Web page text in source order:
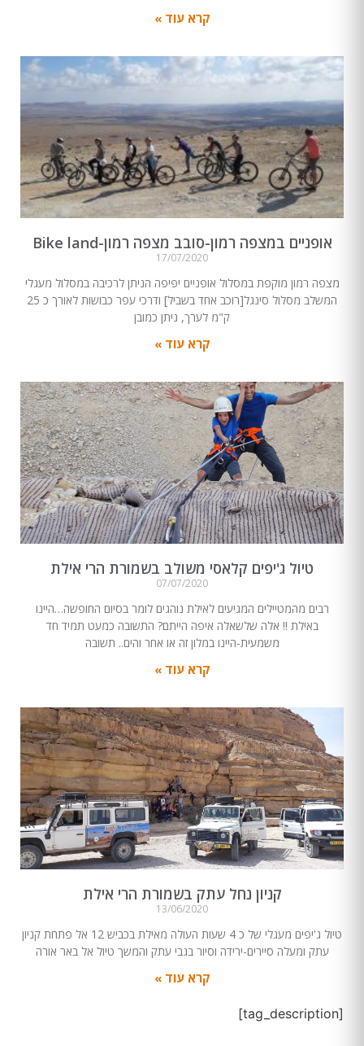
קרא עוד »
אופניים במצפה רמון-סובב מצפה רמון-Bike land
17/07/2020
מצפה רמון מוקפת במסלול אופניים יפיפה הניתן לרכיבה במסלול מעגלי
המשלב מסלול סינגל[רוכב אחד בשביל] ודרכי עפר כבושות לאורך כ 25
ק"מ לערך, ניתן כמובן
קרא עוד »
טיול ג'יפים קלאסי משולב בשמורת הרי אילת
07/07/2020
רבים מהמטיילים המגיעים לאילת נוהגים לומר בסיום החופשה…היינו
באילת !! אלה שלשאלה איפה הייתם? התשובה כמעט תמיד חד
משמעית-היינו במלון זה או אחר והים.. תשובה
קרא עוד »
קניון נחל עתק בשמורת הרי אילת
13/06/2020
טיול ג'יפים מעגלי של כ 4 שעות העולה מאילת בכביש 12 אל פתחת קניון
עתק ומעלה סיירים-ירידה וסיור בגבי עתק והמשך טיול אל באר אורה
קרא עוד »
[tag_description]